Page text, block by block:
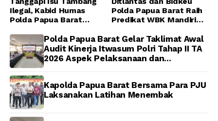
Ilegal, Kabid Humas
Polda Papua Barat
Toleransi bagi Oknum
Anggota
Polda Papua Barat Raih
Predikat WBK Mandiri
Wujudkan Pelayanan
Bersih dan Berintegritas
Polda Papua Barat Gelar Taklimat Awal
Audit Kinerja Itwasum Polri Tahap II TA
2026 Aspek Pelaksanaan dan
Kapolda Papua Barat Bersama Para PJU
Laksanakan Latihan Menembak